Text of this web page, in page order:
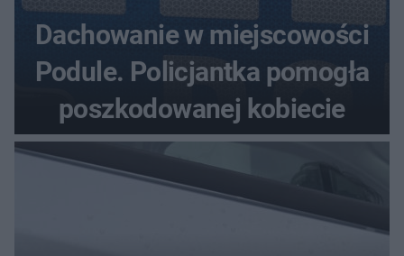
Dachowanie w miejscowości
Podule. Policjantka pomogła
poszkodowanej kobiecie